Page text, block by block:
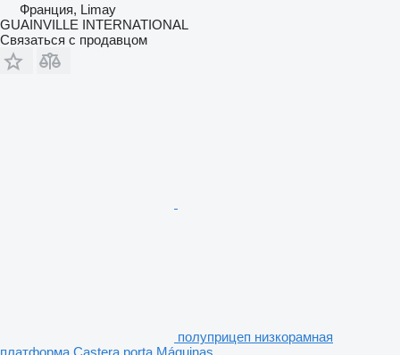
Франция, Limay
GUAINVILLE INTERNATIONAL
Связаться с продавцом
полуприцеп низкорамная
платформа Castera porta Máquinas